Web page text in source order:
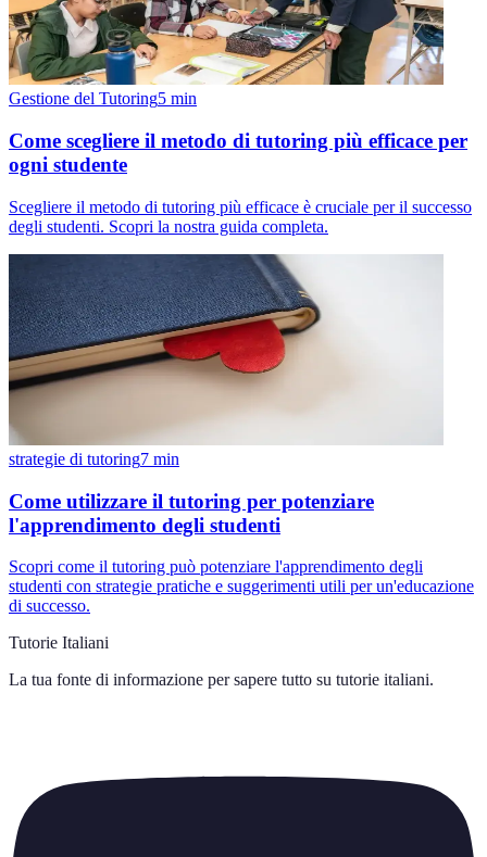
Gestione del Tutoring5 min
Come scegliere il metodo di tutoring più efficace per
ogni studente
Scegliere il metodo di tutoring più efficace è cruciale per il successo
degli studenti. Scopri la nostra guida completa.
strategie di tutoring7 min
Come utilizzare il tutoring per potenziare
l'apprendimento degli studenti
Scopri come il tutoring può potenziare l'apprendimento degli
studenti con strategie pratiche e suggerimenti utili per un'educazione
di successo.
Tutorie Italiani
La tua fonte di informazione per sapere tutto su tutorie italiani.